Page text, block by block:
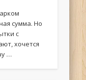
сумма. Но
с
хочется
…